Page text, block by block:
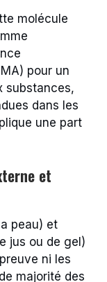
molécule
pour un
substances,
dans les
une part
et
peau) et
jus ou de gel)
ni les
majorité des